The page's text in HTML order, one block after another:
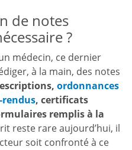
de notes
?
médecin, ce dernier
à la main, des notes
ordonnances
rendus, certificats
remplis à la
reste rare aujourd’hui, il
soit confronté à ce